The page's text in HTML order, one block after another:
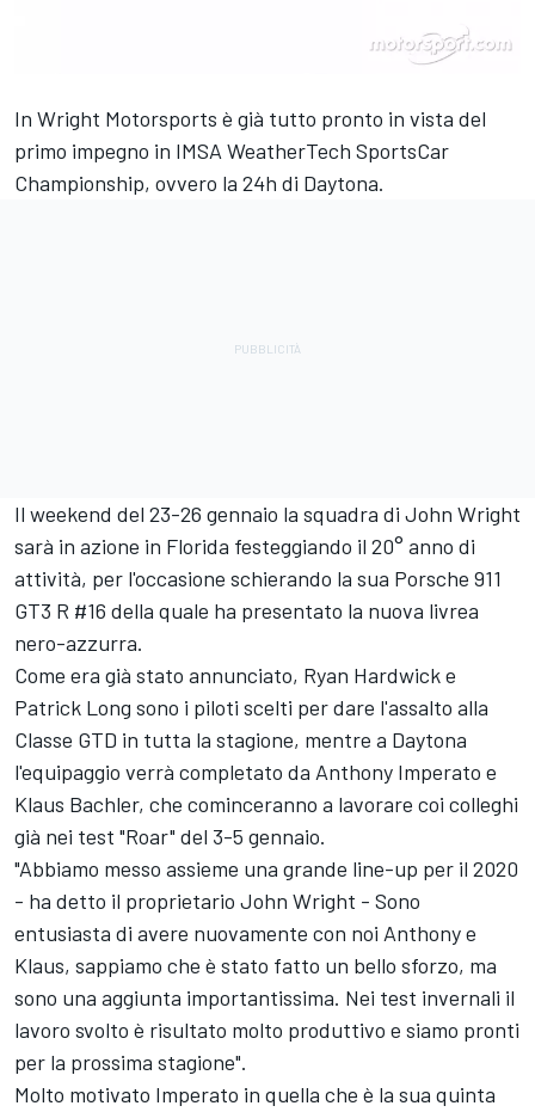
In Wright Motorsports è già tutto pronto in vista del
primo impegno in IMSA WeatherTech SportsCar
Championship, ovvero la 24h di Daytona.
Il weekend del 23-26 gennaio la squadra di John Wright
sarà in azione in Florida festeggiando il 20° anno di
attività, per l'occasione schierando la sua Porsche 911
GT3 R #16 della quale ha presentato la nuova livrea
nero-azzurra.
Come era già stato annunciato, Ryan Hardwick e
Patrick Long sono i piloti scelti per dare l'assalto alla
Classe GTD in tutta la stagione, mentre a Daytona
l'equipaggio verrà completato da Anthony Imperato e
Klaus Bachler, che cominceranno a lavorare coi colleghi
già nei test "Roar" del 3-5 gennaio.
"Abbiamo messo assieme una grande line-up per il 2020
- ha detto il proprietario John Wright - Sono
entusiasta di avere nuovamente con noi Anthony e
Klaus, sappiamo che è stato fatto un bello sforzo, ma
sono una aggiunta importantissima. Nei test invernali il
lavoro svolto è risultato molto produttivo e siamo pronti
per la prossima stagione".
Molto motivato Imperato in quella che è la sua quinta